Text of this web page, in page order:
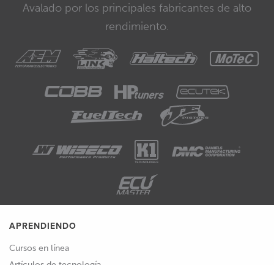
Avalado por los principales fabricantes de alto
rendimiento.
APRENDIENDO
Cursos en línea